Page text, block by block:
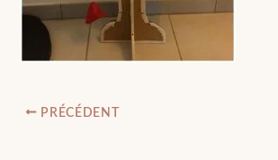
PRÉCÉDENT